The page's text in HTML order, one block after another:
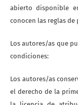
abierto disponible
conocen las reglas
Los autores/as que
condiciones:
Los autores/as
el derecho de la